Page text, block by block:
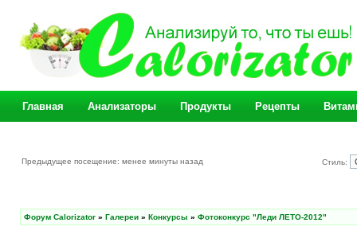
Главная Анализаторы Продукты Рецепты
Предыдущее посещение: менее минуты назад Стиль:
Форум Calorizator » Галереи » Конкурсы » Фотоконкурс "Леди ЛЕТО-2012"